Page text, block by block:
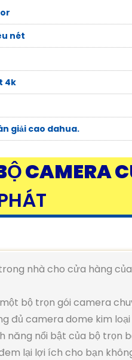
nét
4k
giải cao dahua.
CAMERA
nhà cho cửa hàng
bộ trọn gói camera
đủ camera dome kim
nổi bật của bộ trọn
lại lợi ích cho bạn